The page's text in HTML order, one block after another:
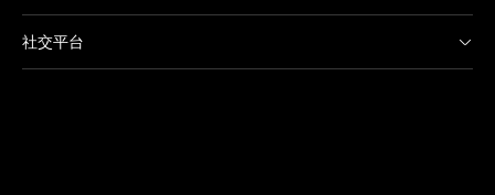
社交平台